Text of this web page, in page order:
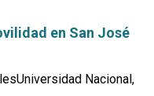
en San José
Nacional,